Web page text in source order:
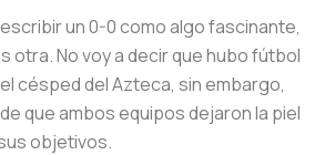
un 0-0 como algo fascinante,
otra. No voy a decir que hubo fútbol
césped del Azteca, sin embargo,
que ambos equipos dejaron la piel
objetivos.